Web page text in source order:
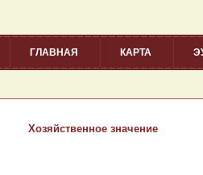
ГЛАВНАЯ КАРТА
Хозяйственное значение